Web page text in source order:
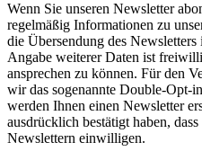
Wenn Sie unseren Newsletter
regelmäßig Informationen zu
die Übersendung des
Angabe weiterer Daten ist
ansprechen zu können. Für den
wir das sogenannte Double-Opt-
werden Ihnen einen Newsletter
ausdrücklich bestätigt haben,
Newslettern einwilligen.